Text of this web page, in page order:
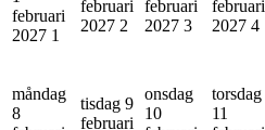
februari
2027 1
februari
2027 2
februari
2027 3
februari
2027 4
måndag
8
tisdag 9
februari
onsdag
10
torsdag
11